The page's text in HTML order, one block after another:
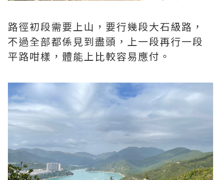
路徑初段需要上山，要行幾段大石級路，
不過全部都係見到盡頭，上一段再行一段
平路咁樣，體能上比較容易應付。